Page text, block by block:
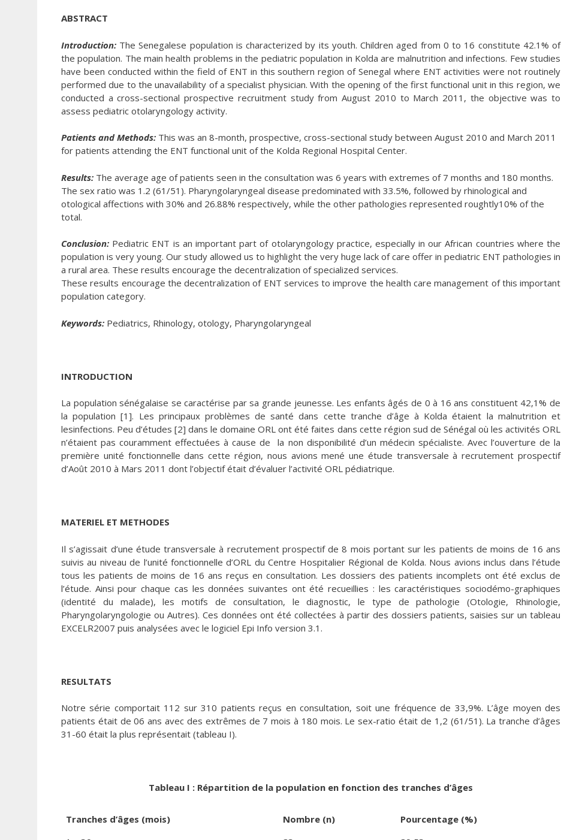
ABSTRACT
Introduction: The Senegalese population is characterized by its youth. Children aged from 0 to 16 constitute 42.1% of
the population. The main health problems in the pediatric population in Kolda are malnutrition and infections. Few studies
have been conducted within the field of ENT in this southern region of Senegal where ENT activities were not routinely
performed due to the unavailability of a specialist physician. With the opening of the first functional unit in this region, we
conducted a cross-sectional prospective recruitment study from August 2010 to March 2011, the objective was to
assess pediatric otolaryngology activity.
Patients and Methods: This was an 8-month, prospective, cross-sectional study between August 2010 and March 2011
for patients attending the ENT functional unit of the Kolda Regional Hospital Center.
Results: The average age of patients seen in the consultation was 6 years with extremes of 7 months and 180 months.
The sex ratio was 1.2 (61/51). Pharyngolaryngeal disease predominated with 33.5%, followed by rhinological and
otological affections with 30% and 26.88% respectively, while the other pathologies represented roughtly10% of the
total.
Conclusion: Pediatric ENT is an important part of otolaryngology practice, especially in our African countries where the
population is very young. Our study allowed us to highlight the very huge lack of care offer in pediatric ENT pathologies in
a rural area. These results encourage the decentralization of specialized services.
These results encourage the decentralization of ENT services to improve the health care management of this important
population category.
Keywords: Pediatrics, Rhinology, otology, Pharyngolaryngeal
INTRODUCTION
La population sénégalaise se caractérise par sa grande jeunesse. Les enfants âgés de 0 à 16 ans constituent 42,1% de
la population [1]. Les principaux problèmes de santé dans cette tranche d’âge à Kolda étaient la malnutrition et
lesinfections. Peu d’études [2] dans le domaine ORL ont été faites dans cette région sud de Sénégal où les activités ORL
n’étaient pas couramment effectuées à cause de la non disponibilité d’un médecin spécialiste. Avec l’ouverture de la
première unité fonctionnelle dans cette région, nous avions mené une étude transversale à recrutement prospectif
d’Août 2010 à Mars 2011 dont l’objectif était d’évaluer l’activité ORL pédiatrique.
MATERIEL ET METHODES
Il s’agissait d’une étude transversale à recrutement prospectif de 8 mois portant sur les patients de moins de 16 ans
suivis au niveau de l’unité fonctionnelle d’ORL du Centre Hospitalier Régional de Kolda. Nous avions inclus dans l’étude
tous les patients de moins de 16 ans reçus en consultation. Les dossiers des patients incomplets ont été exclus de
l’étude. Ainsi pour chaque cas les données suivantes ont été recueillies : les caractéristiques sociodémo-graphiques
(identité du malade), les motifs de consultation, le diagnostic, le type de pathologie (Otologie, Rhinologie,
Pharyngolaryngologie ou Autres). Ces données ont été collectées à partir des dossiers patients, saisies sur un tableau
EXCELR2007 puis analysées avec le logiciel Epi Info version 3.1.
RESULTATS
Notre série comportait 112 sur 310 patients reçus en consultation, soit une fréquence de 33,9%. L’âge moyen des
patients était de 06 ans avec des extrêmes de 7 mois à 180 mois. Le sex-ratio était de 1,2 (61/51). La tranche d’âges
31-60 était la plus représentait (tableau I).
Tableau I : Répartition de la population en fonction des tranches d’âges
Tranches d’âges (mois) Nombre (n)
Pourcentage (%)